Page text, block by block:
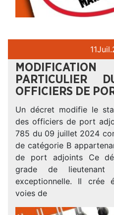
11Juil.
PARTICULIER
OFFICIERS DE
Un décret modifie le
des officiers de port
785 du 09 juillet 2024
de catégorie B
de port adjoints Ce
grade de
exceptionnelle. Il crée
voies de